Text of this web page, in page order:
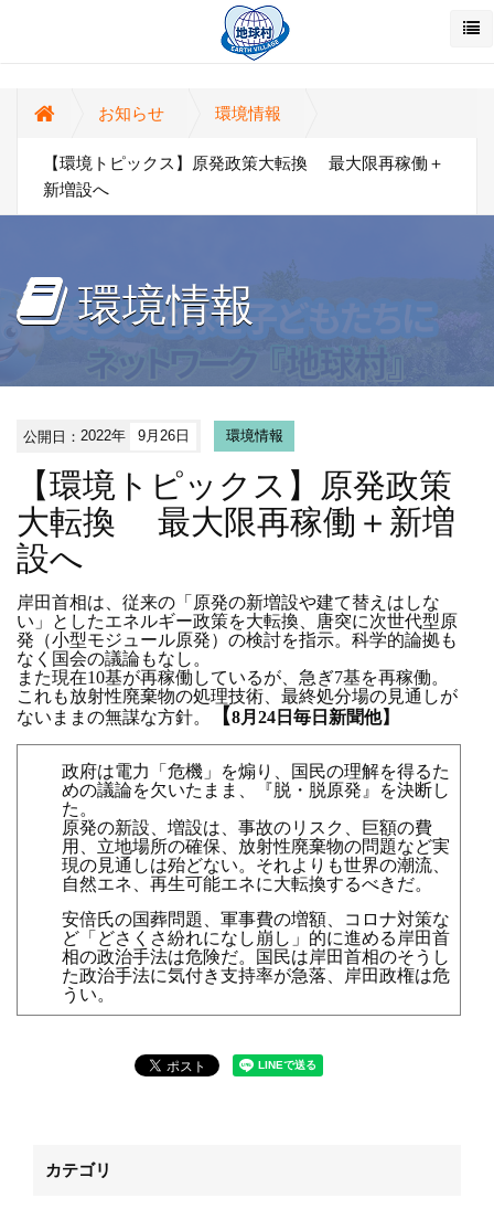
お知らせ 環境情報
【環境トピックス】原発政策大転換 最大限再稼働＋
新増設へ
環境情報
公開日：2022年 9月26日 環境情報
【環境トピックス】原発政策
大転換 最大限再稼働＋新増
設へ
岸田首相は、従来の「原発の新増設や建て替えはしな
い」としたエネルギー政策を大転換、唐突に次世代型原
発（小型モジュール原発）の検討を指示。科学的論拠も
なく国会の議論もなし。
また現在10基が再稼働しているが、急ぎ7基を再稼働。
これも放射性廃棄物の処理技術、最終処分場の見通しが
ないままの無謀な方針。
【8月 24 日毎日新聞他】
政府は電力「危機」を煽り、国民の理解を得るた
めの議論を欠いたまま、『脱・脱原発』を決断し
た。
原発の新設、増設は、事故のリスク、巨額の費
用、立地場所の確保、放射性廃棄物の問題など実
現の見通しは殆どない。それよりも世界の潮流、
自然エネ、再生可能エネに大転換するべきだ。
安倍氏の国葬問題、軍事費の増額、コロナ対策な
ど「どさくさ紛れになし崩し」的に進める岸田首
相の政治手法は危険だ。
国民は岸田首相のそうし
た政治手法に気付き支持率が急落、岸田政権は危
うい。
カテゴリ